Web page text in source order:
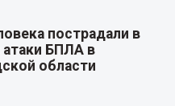
пострадали в
атаки БПЛА в
области